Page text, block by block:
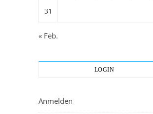
31
« Feb.
LOGIN
Anmelden